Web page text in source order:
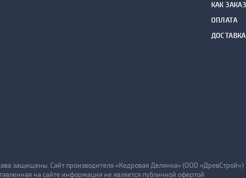
КАК
ОПЛАТА
ДОСТАВКА
защищены. Сайт производителя «Кедровая Делянка» (ООО «ДревСтрой»)
на сайте информация не является публичной офертой